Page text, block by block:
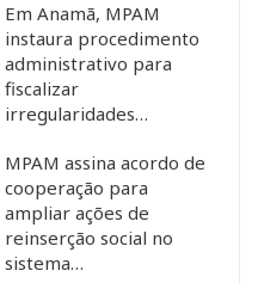
Em Anamã, MPAM
instaura procedimento
administrativo para
fiscalizar
irregularidades…
MPAM assina acordo de
cooperação para
ampliar ações de
reinserção social no
sistema…